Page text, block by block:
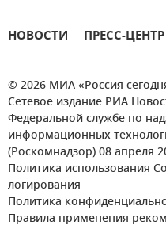
НОВОСТИ ПРЕСС-ЦЕНТР
© 2026 МИА «Россия
Сетевое издание РИА
Федеральной службе по
информационных
(Роскомнадзор) 08 апреля
Политика использования
логирования
Политика
Правила применения